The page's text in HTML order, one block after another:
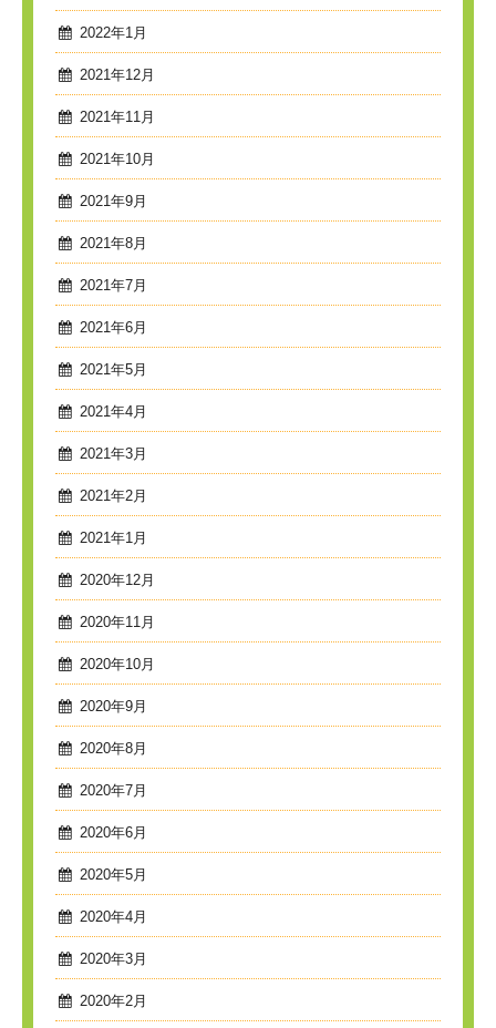
2022年1月
2021年12月
2021年11月
2021年10月
2021年9月
2021年8月
2021年7月
2021年6月
2021年5月
2021年4月
2021年3月
2021年2月
2021年1月
2020年12月
2020年11月
2020年10月
2020年9月
2020年8月
2020年7月
2020年6月
2020年5月
2020年4月
2020年3月
2020年2月